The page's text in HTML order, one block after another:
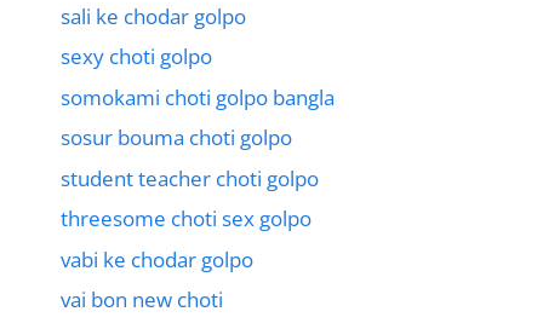
sali ke chodar golpo
sexy choti golpo
somokami choti golpo bangla
sosur bouma choti golpo
student teacher choti golpo
threesome choti sex golpo
vabi ke chodar golpo
vai bon new choti